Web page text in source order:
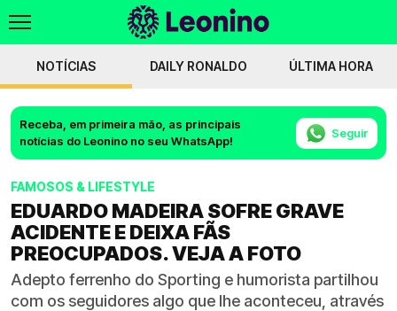
NOTÍCIAS DAILY RONALDO ÚLTIMA HORA
Receba, em primeira mão, as principais
notícias do Leonino no seu WhatsApp!
Seguir
FAMOSOS & LIFESTYLE
EDUARDO MADEIRA SOFRE GRAVE
ACIDENTE E DEIXA FÃS
PREOCUPADOS. VEJA A FOTO
Adepto ferrenho do Sporting e humorista partilhou
com os seguidores algo que lhe aconteceu, através